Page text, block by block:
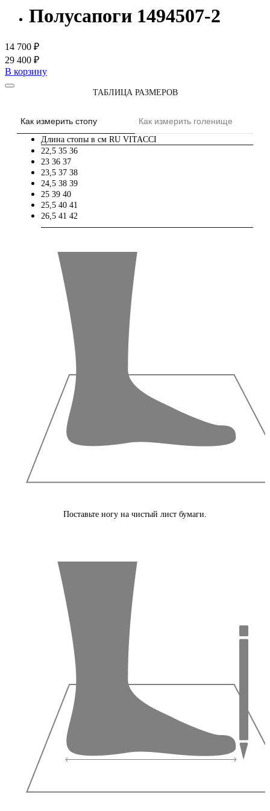
Полусапоги 1494507-2
14 700 ₽
29 400 ₽
В корзину
ТАБЛИЦА РАЗМЕРОВ
Как измерить стопу Как измерить голенище
Длина стопы в см RU VITACCI
22,5 35 36
23 36 37
23,5 37 38
24,5 38 39
25 39 40
25,5 40 41
26,5 41 42
Поставьте ногу на чистый лист бумаги.